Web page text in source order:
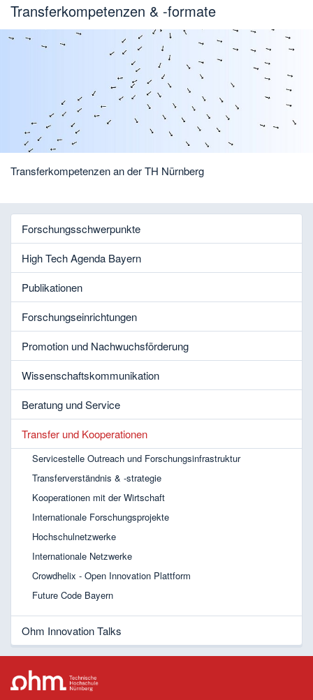
Transferkompetenzen & -formate
Transferkompetenzen an der TH Nürnberg
Forschungsschwerpunkte
High Tech Agenda Bayern
Publikationen
Forschungseinrichtungen
Promotion und Nachwuchsförderung
Wissenschaftskommunikation
Beratung und Service
Transfer und Kooperationen
Servicestelle Outreach und Forschungsinfrastruktur
Transferverständnis & -strategie
Kooperationen mit der Wirtschaft
Internationale Forschungsprojekte
Hochschulnetzwerke
Internationale Netzwerke
Crowdhelix - Open Innovation Plattform
Future Code Bayern
Ohm Innovation Talks